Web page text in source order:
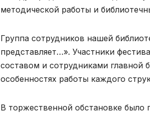
методической работы и
Группа сотрудников нашей
представляет…». Участники
составом и сотрудниками главной
особенностях работы каждого
В торжественной обстановке было